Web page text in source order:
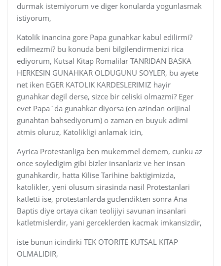
durmak istemiyorum ve diger konularda yogunlasmak
istiyorum,
Katolik inancina gore Papa gunahkar kabul edilirmi?
edilmezmi? bu konuda beni bilgilendirmenizi rica
ediyorum, Kutsal Kitap Romalilar TANRIDAN BASKA
HERKESIN GUNAHKAR OLDUGUNU SOYLER, bu ayete
net iken EGER KATOLIK KARDESLERIMIZ hayir
gunahkar degil derse, sizce bir celiski olmazmi? Eger
evet Papa`da gunahkar diyorsa (en azindan orijinal
gunahtan bahsediyorum) o zaman en buyuk adimi
atmis oluruz, Katolikligi anlamak icin,
Ayrica Protestanliga ben mukemmel demem, cunku az
once soyledigim gibi bizler insanlariz ve her insan
gunahkardir, hatta Kilise Tarihine baktigimizda,
katolikler, yeni olusum sirasinda nasil Protestanlari
katletti ise, protestanlarda guclendikten sonra Ana
Baptis diye ortaya cikan teolijiyi savunan insanlari
katletmislerdir, yani gerceklerden kacmak imkansizdir,
iste bunun icindirki TEK OTORITE KUTSAL KITAP
OLMALIDIR,